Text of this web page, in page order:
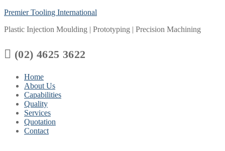
Skip
content
Menu
Close
Premier Tooling International
Plastic Injection Moulding | Prototyping | Precision Machining
 (02) 4625 3622
Home
About Us
Capabilities
Quality
Services
Quotation
Contact